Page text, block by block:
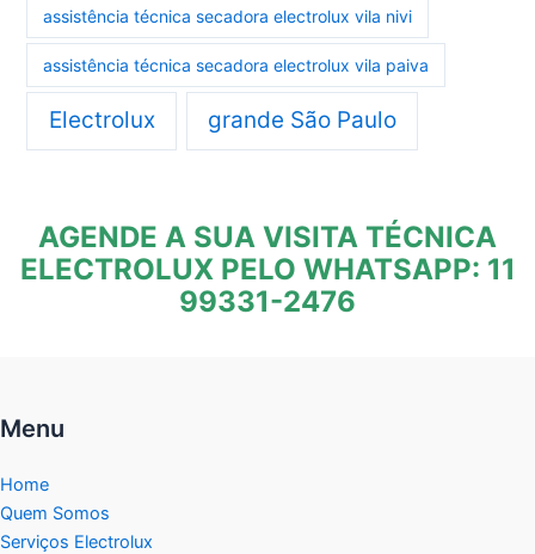
assistência técnica secadora electrolux vila nivi
assistência técnica secadora electrolux vila paiva
Electrolux grande São Paulo
AGENDE A SUA VISITA TÉCNICA
ELECTROLUX PELO WHATSAPP: 11
99331-2476
Menu
Home
Quem Somos
Serviços Electrolux